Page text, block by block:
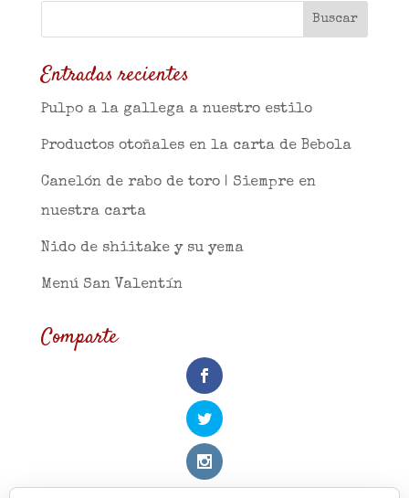
Entradas recientes
Pulpo a la gallega a nuestro estilo
Productos otoñales en la carta de Bebola
Canelón de rabo de toro | Siempre en
nuestra carta
Nido de shiitake y su yema
Menú San Valentín
Comparte